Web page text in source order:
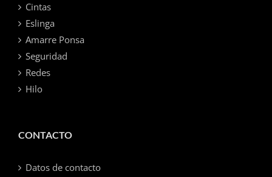
Cintas
Eslinga
Amarre Ponsa
Seguridad
Redes
Hilo
CONTACTO
Datos de contacto